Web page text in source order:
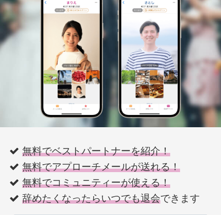
無料でベストパートナーを紹介！
無料でアプローチメールが送れる！
無料でコミュニティーが使える！
辞めたくなったらいつでも退会できます